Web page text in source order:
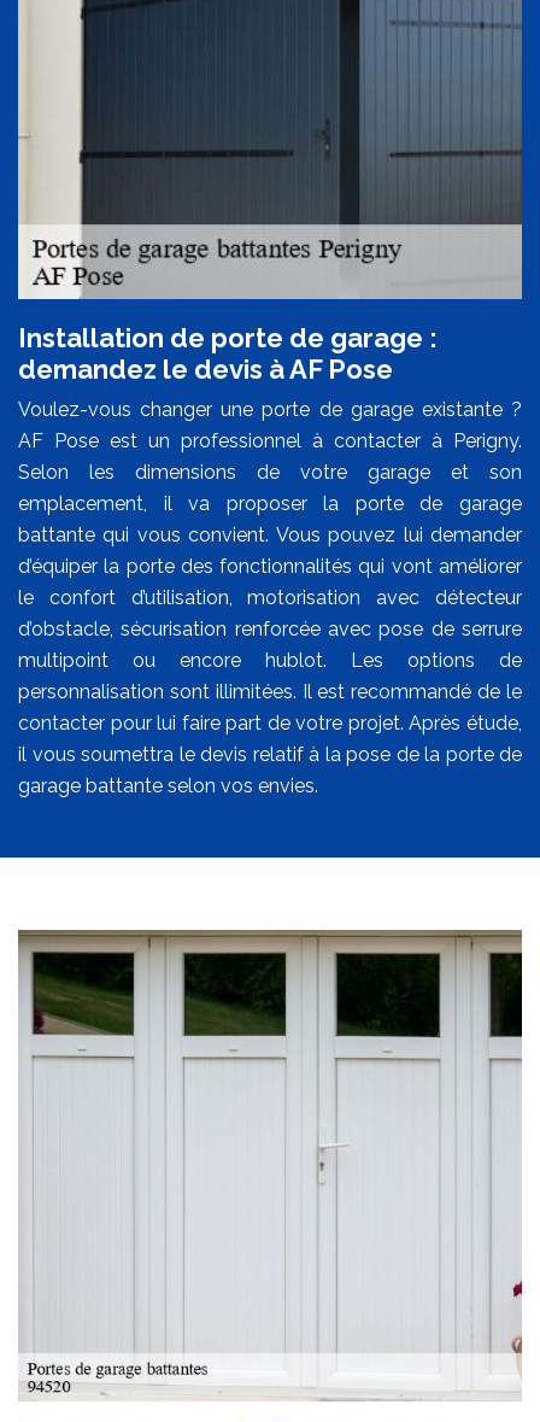
Installation de porte de garage :
demandez le devis à AF Pose
Voulez-vous changer une porte de garage existante ?
AF Pose est un professionnel à contacter à Perigny.
Selon les dimensions de votre garage et son
emplacement, il va proposer la porte de garage
battante qui vous convient. Vous pouvez lui demander
d’équiper la porte des fonctionnalités qui vont améliorer
le confort d’utilisation, motorisation avec détecteur
d’obstacle, sécurisation renforcée avec pose de serrure
multipoint ou encore hublot. Les options de
personnalisation sont illimitées. Il est recommandé de le
contacter pour lui faire part de votre projet. Après étude,
il vous soumettra le devis relatif à la pose de la porte de
garage battante selon vos envies.